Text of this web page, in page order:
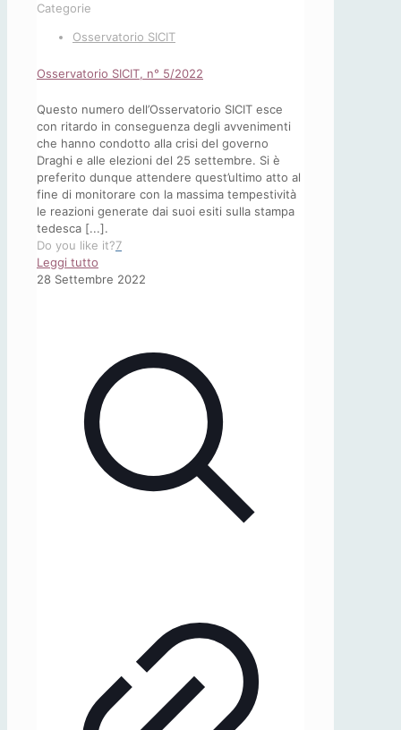
Categorie
Osservatorio SICIT
Osservatorio SICIT, n° 5/2022
Questo numero dell’Osservatorio SICIT esce
con ritardo in conseguenza degli avvenimenti
che hanno condotto alla crisi del governo
Draghi e alle elezioni del 25 settembre. Si è
preferito dunque attendere quest’ultimo atto al
fine di monitorare con la massima tempestività
le reazioni generate dai suoi esiti sulla stampa
tedesca [...].
Do you like it?7
Leggi tutto
Osservatorio
28 Settembre 2022